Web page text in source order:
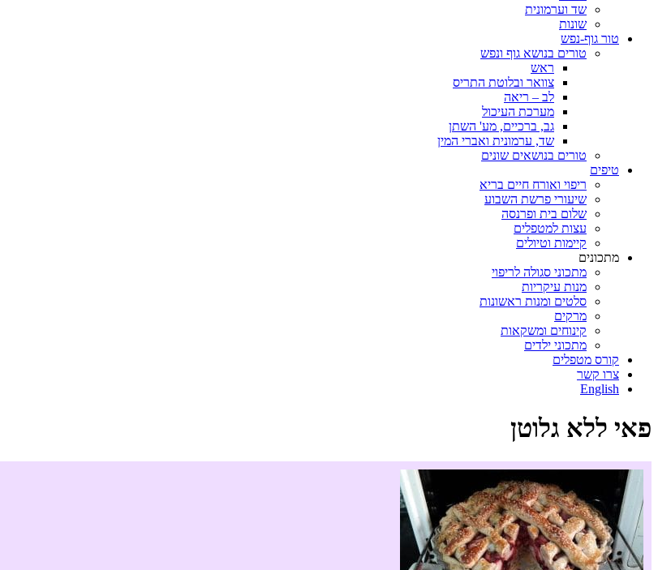
שד וערמונית
שונות
טור גוף-נפש
טורים בנושא גוף ונפש
ראש
צוואר ובלוטת התריס
לב – ריאה
מערכת העיכול
גב, ברכיים, מע' השתן
שד, ערמונית ואברי המין
טורים בנושאים שונים
טיפים
ריפוי ואורח חיים בריא
שיעורי פרשת השבוע
שלום בית ופרנסה
עצות למטפלים
קיימות וטיולים
מתכונים
מתכוני סגולה לריפוי
מנות עיקריות
סלטים ומנות ראשונות
מרקים
קינוחים ומשקאות
מתכוני ילדים
קורס מטפלים
צרו קשר
English
פאי ללא גלוטן